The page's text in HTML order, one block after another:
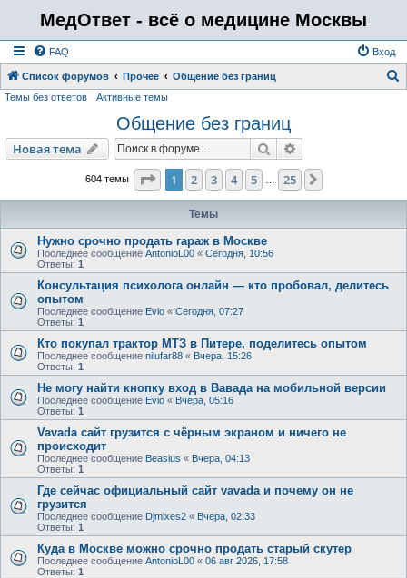
МедОтвет - всё о медицине Москвы
FAQ Вход
Список форумов Прочее Общение без границ
Темы без ответов Активные темы
Общение без границ
Новая тема Поиск
604 темы Страница из 25
1 2 3 4 5 25
Темы
Нужно срочно продать гараж в Москве
Последнее сообщение AntonioL00 « Сегодня, 10:56
Ответы: 1
Консультация психолога онлайн — кто пробовал, делитесь
опытом
Последнее сообщение Evio « Сегодня, 07:27
Ответы: 1
Кто покупал трактор МТЗ в Питере, поделитесь опытом
Последнее сообщение nilufar88 « Вчера, 15:26
Ответы: 1
Не могу найти кнопку вход в Вавада на мобильной версии
Последнее сообщение Evio « Вчера, 05:16
Ответы: 1
Vavada сайт грузится с чёрным экраном и ничего не
происходит
Последнее сообщение Beasius « Вчера, 04:13
Ответы: 1
Где сейчас официальный сайт vavada и почему он не
грузится
Последнее сообщение Djmixes2 « Вчера, 02:33
Ответы: 1
Куда в Москве можно срочно продать старый скутер
Последнее сообщение AntonioL00 « 06 авг 2026, 17:58
Ответы: 1